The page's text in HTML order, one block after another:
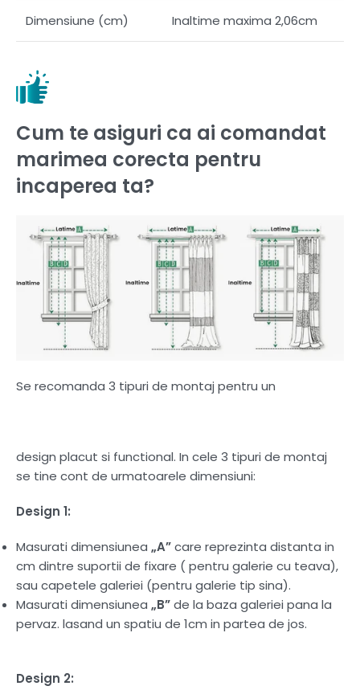
Dimensiune (cm) Inaltime maxima 2,06cm
Cum te asiguri ca ai comandat
marimea corecta pentru
incaperea ta?
Se recomanda 3 tipuri de montaj pentru un
design placut si functional. In cele 3 tipuri de montaj
se tine cont de urmatoarele dimensiuni:
Design 1:
Masurati dimensiunea „A”care reprezinta distanta in
cm dintre suportii de fixare ( pentru galerie cu teava),
sau capetele galeriei (pentru galerie tip sina).
Masurati dimensiunea „B”de la baza galeriei pana la
pervaz. lasand un spatiu de 1cm in partea de jos.
Design 2: